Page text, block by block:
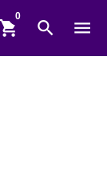
shopping_cart search menu